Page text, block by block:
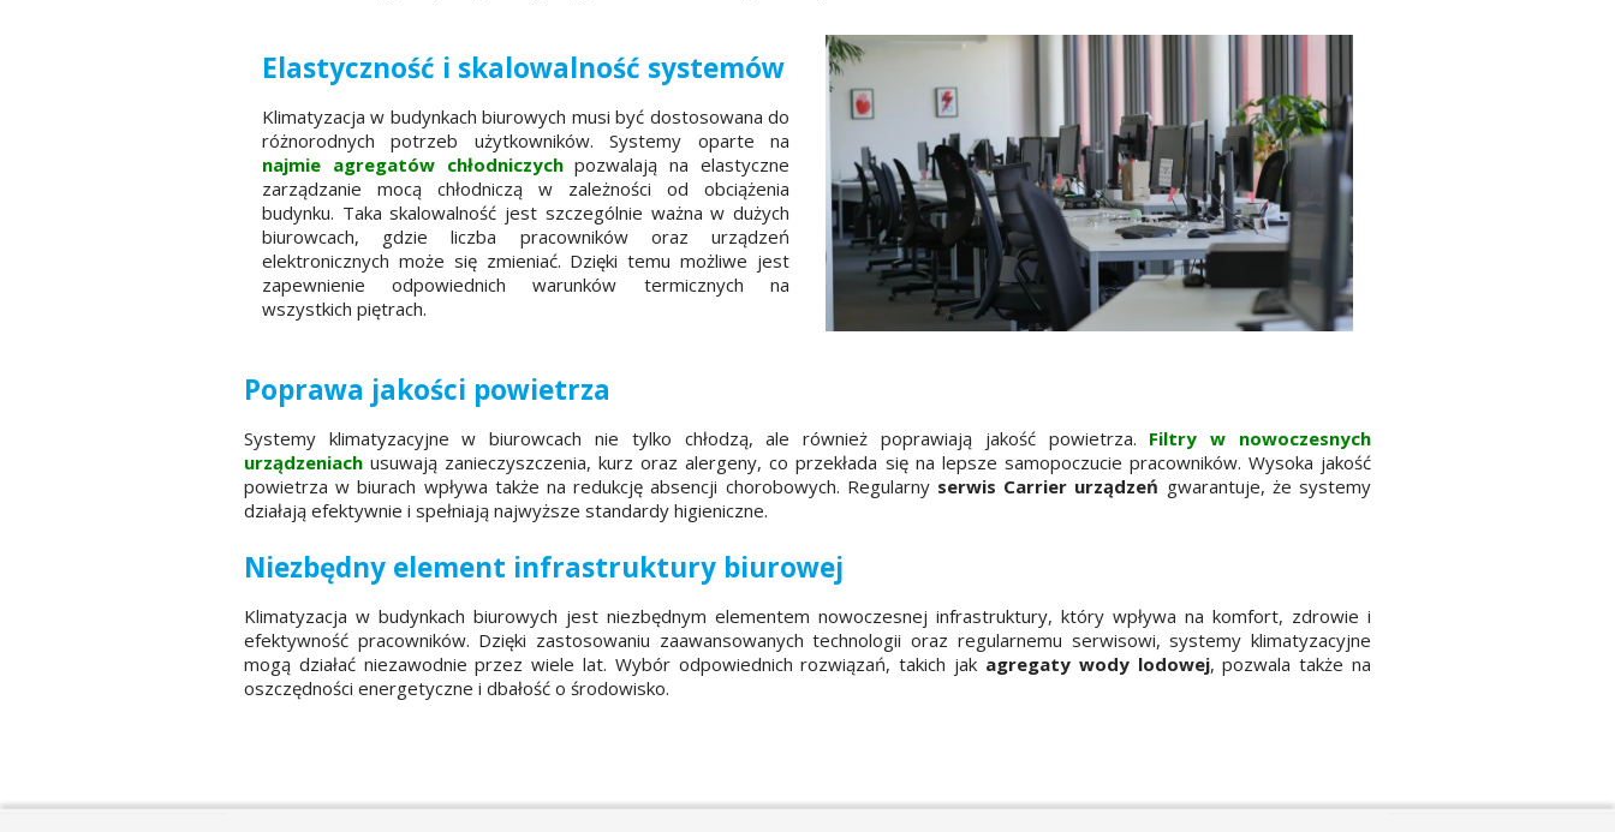
Elastyczność i skalowalność systemów
Klimatyzacja w budynkach biurowych musi być dostosowana do
różnorodnych potrzeb użytkowników. Systemy oparte na
najmie agregatów chłodniczychpozwalają na elastyczne
zarządzanie mocą chłodniczą w zależności od obciążenia
budynku. Taka skalowalność jest szczególnie ważna w dużych
biurowcach, gdzie liczba pracowników oraz urządzeń
elektronicznych może się zmieniać. Dzięki temu możliwe jest
zapewnienie odpowiednich warunków termicznych na
wszystkich piętrach.
Poprawa jakości powietrza
Systemy klimatyzacyjne w biurowcach nie tylko chłodzą, ale również poprawiają jakość powietrza. Filtry w nowoczesnych
urządzeniachusuwają zanieczyszczenia, kurz oraz alergeny, co przekłada się na lepsze samopoczucie pracowników. Wysoka jakość
powietrza w biurach wpływa także na redukcję absencji chorobowych. Regularny serwis Carrier urządzeń gwarantuje, że systemy
działają efektywnie i spełniają najwyższe standardy higieniczne.
Niezbędny element infrastruktury biurowej
Klimatyzacja w budynkach biurowych jest niezbędnym elementem nowoczesnej infrastruktury, który wpływa na komfort, zdrowie i
efektywność pracowników. Dzięki zastosowaniu zaawansowanych technologii oraz regularnemu serwisowi, systemy klimatyzacyjne
mogą działać niezawodnie przez wiele lat. Wybór odpowiednich rozwiązań, takich jak agregaty wody lodowej, pozwala także na
oszczędności energetyczne i dbałość o środowisko.